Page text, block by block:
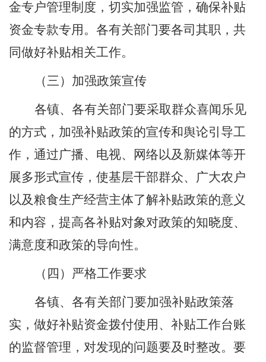
金专户管理制度，切实加强监管，确保补贴
资金专款专用。各有关部门要各司其职，共
同做好补贴相关工作。
（三） 加强政策宣传
各镇、各有关部门要采取群众喜闻乐见
的方式，加强补贴政策的宣传和舆论引导工
作，通过广播、电视、网络以及新媒体等开
展多形式宣传，使基层干部群众、广大农户
以及粮食生产经营主体了解补贴政策的意义
和内容，提高各补贴对象对政策的知晓度、
满意度和政策的导向性。
（四） 严格工作要求
各镇、各有关部门要加强补贴政策落
实，做好补贴资金拨付使用、补贴工作台账
的监督管理，对发现的问题要及时整改。要